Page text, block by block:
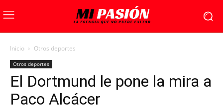
Inicio Otros deportes
Otros deportes
El Dortmund le pone la mira a
Paco Alcácer